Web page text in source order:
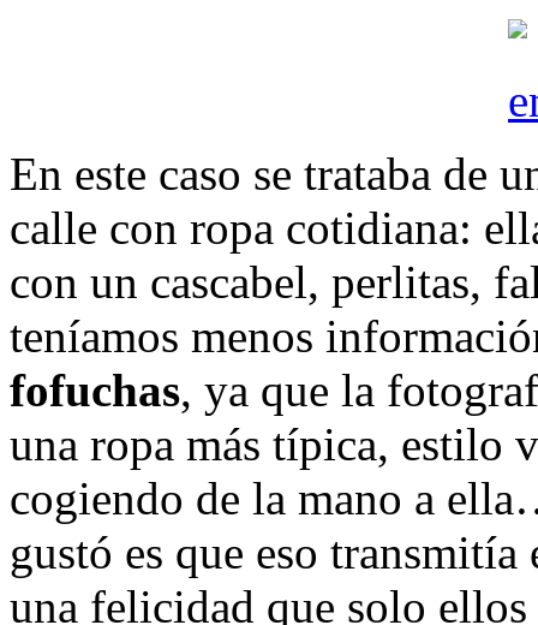
En este caso se trataba de
calle con ropa cotidiana:
con un cascabel, perlitas,
teníamos menos
fofuchas, ya que la
una ropa más típica, estilo
cogiendo de la mano a
gustó es que eso
una felicidad que solo